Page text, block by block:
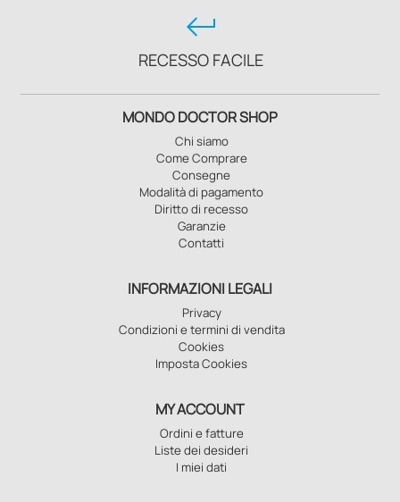
keyboard_return
RECESSO FACILE
MONDO DOCTOR SHOP
Chi siamo
Come Comprare
Consegne
Modalità di pagamento
Diritto di recesso
Garanzie
Contatti
INFORMAZIONI LEGALI
Privacy
Condizioni e termini di vendita
Cookies
Imposta Cookies
MY ACCOUNT
Ordini e fatture
Liste dei desideri
I miei dati